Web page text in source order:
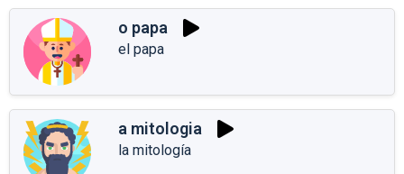
o papa
el papa
a mitologia
la mitología